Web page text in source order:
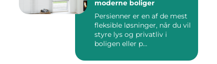
moderne boliger
Persienner er en af de mest
fleksible løsninger, når du vil
styre lys og privatliv i
boligen eller p...